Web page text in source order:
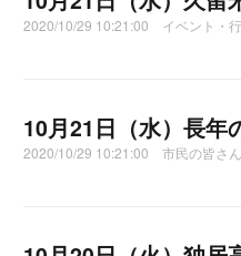
2020/10/29 10:21:00 イベント・
10月21日（水）長年
2020/10/29 10:21:00 市民の皆さ